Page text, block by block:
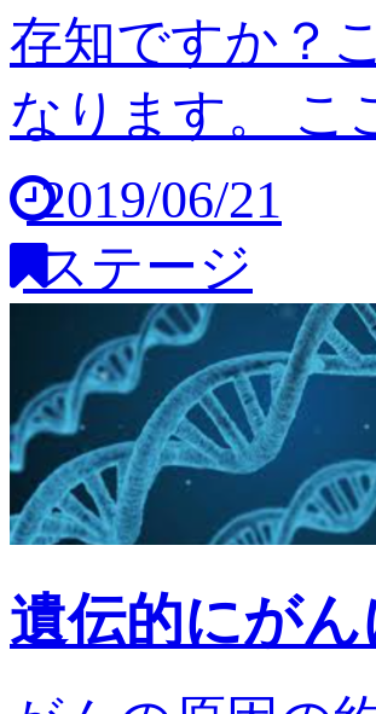
存知ですか？
なります。 こ
2019/06/21
ステージ
遺伝的にが